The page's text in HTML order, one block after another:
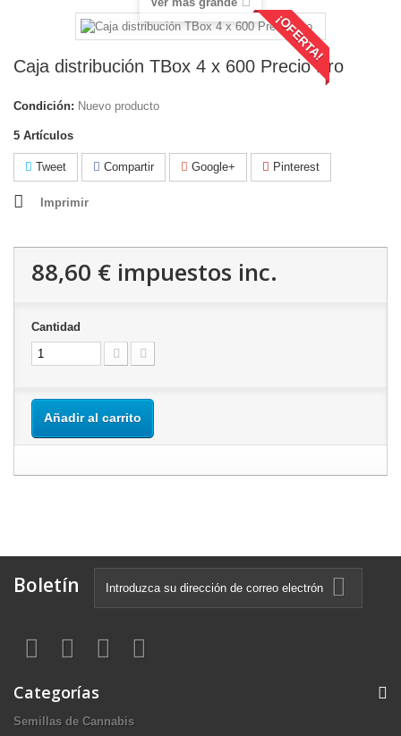
¡OFERTA!
Caja distribución TBox 4 x 600 Precio Pro
Condición: Nuevo producto
5 Artículos
Tweet Compartir Google+ Pinterest
Imprimir
88,60 € impuestos inc.
Cantidad
Añadir al carrito
Boletín
Categorías
Semillas de Cannabis